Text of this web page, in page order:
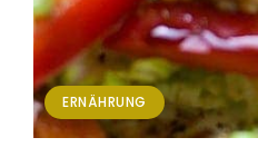
ERNÄHRUNG